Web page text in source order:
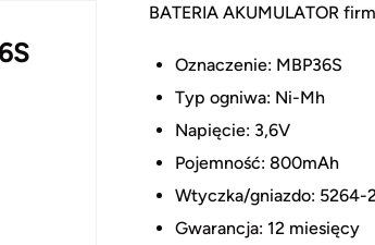
BATERIA AKUMULATOR
Oznaczenie: MBP36S
Typ ogniwa: Ni-Mh
Napięcie: 3,6V
Pojemność: 800mAh
Wtyczka/gniazdo: 5264-
Gwarancja: 12 miesięcy